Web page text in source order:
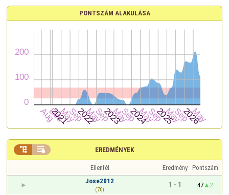
PONTSZÁM ALAKULÁSA
EREDMÉNYEK
 
Ellenfél Eredmény Pontszám
Jose2012
(70)
1 - 1 47
2